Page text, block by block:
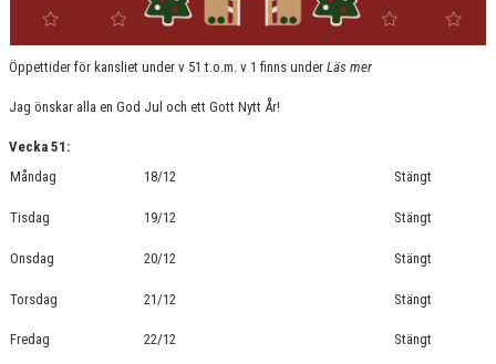
Öppettider för kansliet under v 51 t.o.m. v 1 finns under Läs mer
Jag önskar alla en God Jul och ett Gott Nytt År!
Vecka 51:
Måndag
18/12 Stängt
Tisdag 19/12 Stängt
Onsdag 20/12 Stängt
Torsdag 21/12 Stängt
Fredag 22/12 Stängt